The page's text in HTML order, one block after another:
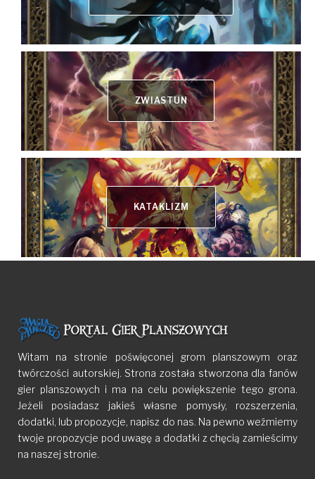
ZWIASTUN
KATAKLIZM
Witam na stronie poświęconej grom planszowym oraz
twórczości autorskiej. Strona została stworzona dla fanów
gier planszowych i ma na celu powiększenie tego grona.
Jeżeli posiadasz jakieś własne pomysły, rozszerzenia,
dodatki, lub propozycje, napisz do nas. Na pewno weźmiemy
twoje propozycje pod uwagę a dodatki z chęcią zamieścimy
na naszej stronie.